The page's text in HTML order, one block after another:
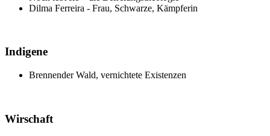
Dilma Ferreira - Frau, Schwarze, Kämpferin
Indigene
Brennender Wald, vernichtete Existenzen
Wirschaft